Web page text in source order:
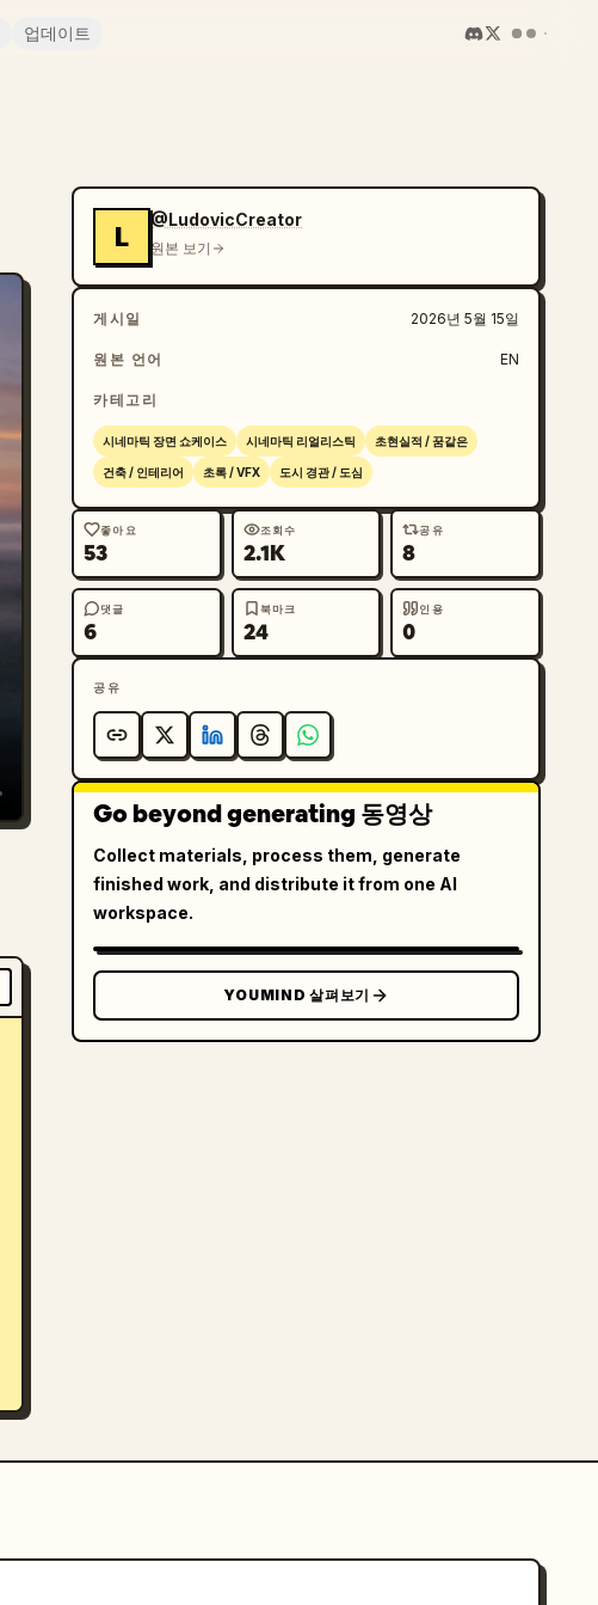
업데이트
L
@LudovicCreator
원본 보기
게시일 2026년 5월 15일
원본 언어 EN
카테고리
시네마틱 장면 쇼케이스 시네마틱 리얼리스틱 초현실적 / 꿈같은
건축 / 인테리어 초록 / VFX 도시 경관 / 도심
좋아요
53
조회수
2.1K
공유
8
댓글
6
북마크
24
인용
0
공유
Go beyond generating 동영상
Collect materials, process them, generate
finished work, and distribute it from one AI
workspace.
YOUMIND 살펴보기